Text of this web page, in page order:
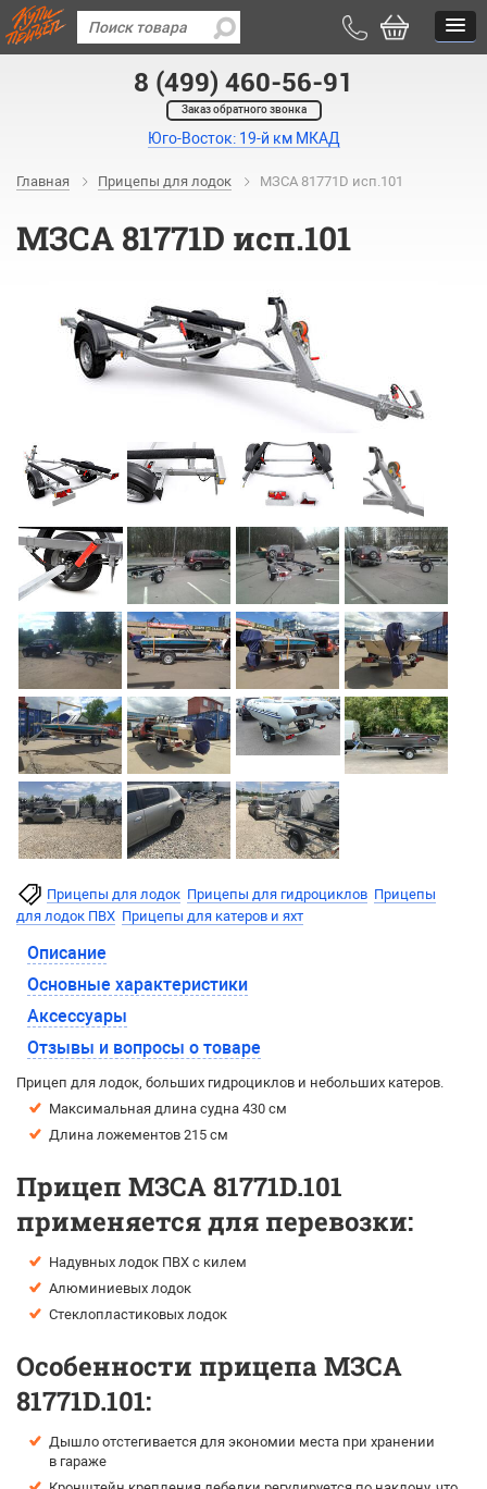
8 (499) 460-56-91
Заказ обратного звонка
Юго-Восток: 19-й км МКАД
Главная Прицепы для лодок МЗСА 81771D исп.101
МЗСА 81771D исп.101
Прицепы для лодок Прицепы для гидроциклов Прицепы
для лодок ПВХ Прицепы для катеров и яхт
Описание
Основные характеристики
Аксессуары
Отзывы и вопросы о товаре
Прицеп для лодок, больших гидроциклов и небольших катеров.
Максимальная длина судна 430 см
Длина ложементов 215 см
Прицеп МЗСА 81771D.101
применяется для перевозки:
Надувных лодок ПВХ с килем
Алюминиевых лодок
Стеклопластиковых лодок
Особенности прицепа МЗСА
81771D.101:
Дышло отстегивается для экономии места при хранении
в гараже